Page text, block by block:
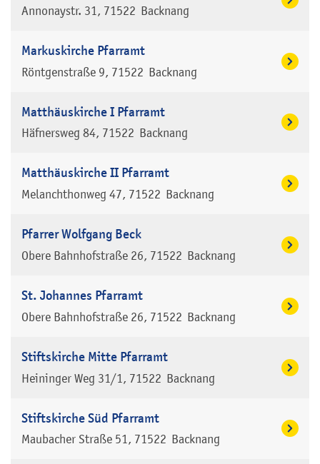
Annonaystr. 31 71522 Backnang
Markuskirche Pfarramt
Röntgenstraße 9 71522 Backnang
Matthäuskirche I Pfarramt
Häfnersweg 84 71522 Backnang
Matthäuskirche II Pfarramt
Melanchthonweg 47 71522 Backnang
Pfarrer Wolfgang Beck
Obere Bahnhofstraße 26 71522 Backnang
St. Johannes Pfarramt
Obere Bahnhofstraße 26 71522 Backnang
Stiftskirche Mitte Pfarramt
Heininger Weg 31/1 71522 Backnang
Stiftskirche Süd Pfarramt
Maubacher Straße 51 71522 Backnang